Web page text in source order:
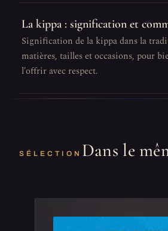
La kippa : signification et
Signification de la kippa dans la
matières, tailles et occasions, pour
l'offrir avec respect.
SÉLECTION Dans le